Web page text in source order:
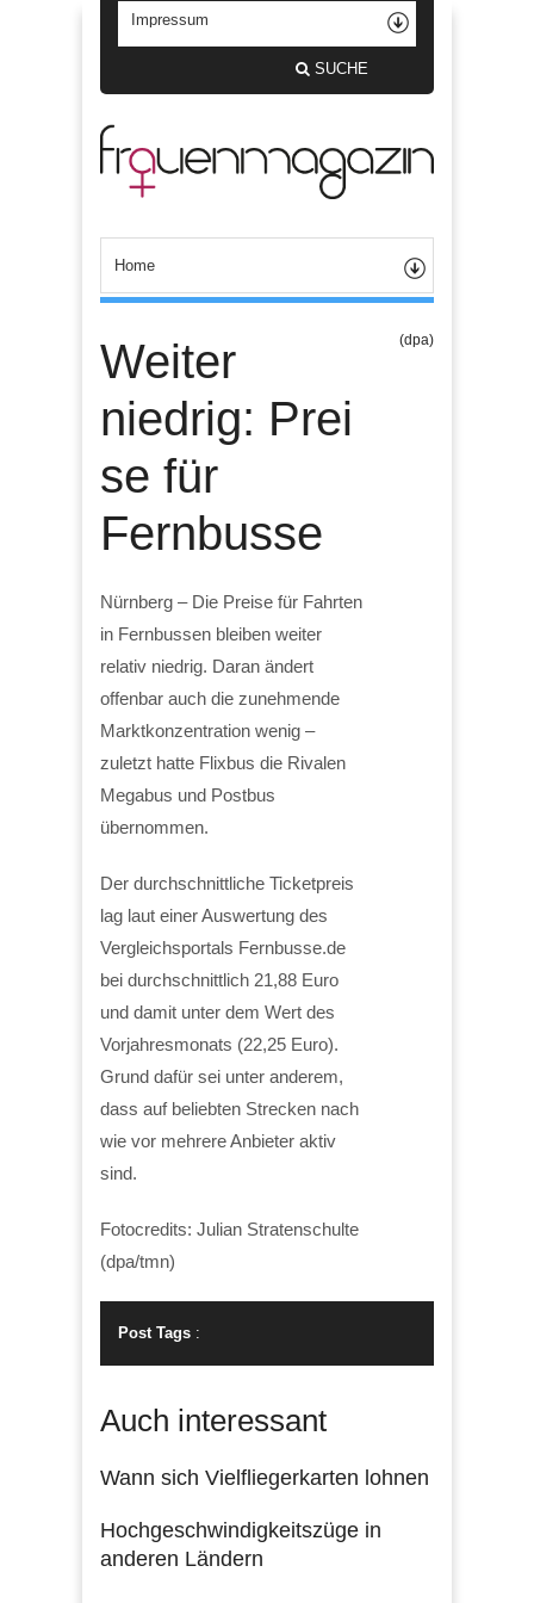
SUCHE
Weiter
niedrig: Prei
se für
Fernbusse
(dpa)
Nürnberg – Die Preise für Fahrten
in Fernbussen bleiben weiter
relativ niedrig. Daran ändert
offenbar auch die zunehmende
Marktkonzentration wenig –
zuletzt hatte Flixbus die Rivalen
Megabus und Postbus
übernommen.
Der durchschnittliche Ticketpreis
lag laut einer Auswertung des
Vergleichsportals Fernbusse.de
bei durchschnittlich 21,88 Euro
und damit unter dem Wert des
Vorjahresmonats (22,25 Euro).
Grund dafür sei unter anderem,
dass auf beliebten Strecken nach
wie vor mehrere Anbieter aktiv
sind.
Fotocredits: Julian Stratenschulte
(dpa/tmn)
Post Tags :
Auch interessant
Wann sich Vielfliegerkarten lohnen
Hochgeschwindigkeitszüge in
anderen Ländern